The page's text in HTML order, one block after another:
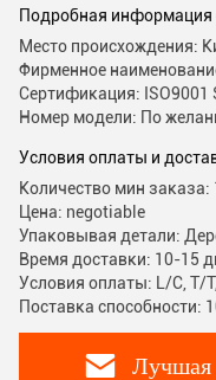
Подробная информация
Место происхождения:
Фирменное
Сертификация: ISO9001
Номер модели: По
Условия оплаты и
Количество мин заказа:
Цена: negotiable
Упаковывая детали:
Время доставки: 10-15
Условия оплаты: L/C, T/
Поставка способности:
Лучшая